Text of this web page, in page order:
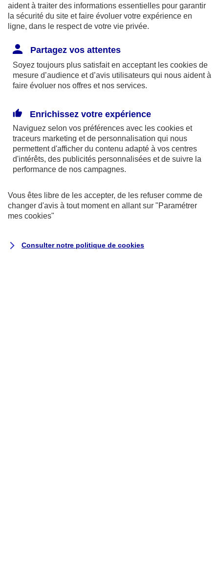
Dans certains cas, vous devez joindre la
prescription du médecin (par exemple, 11
#2. Que se passe-t-il si vous n’envoyez pas la
demande ?
préalable, vous n’aurez pas l’accord !
Et sans accord, inutile de commencer les soins car
vous ne serez pas remboursé : ni par la Sécurité
sociale, ni par votre complémentaire santé.
#3. Quels sont les actes notamment concernés ?
La demande d’accord préalable concerne
aident à traiter des informations essentielles pour garantir
la sécurité du site et faire évoluer votre expérience en
ligne, dans le respect de votre vie privée.
Partagez vos attentes
Soyez toujours plus satisfait en acceptant les cookies de
mesure d’audience et d’avis utilisateurs qui nous aident à
faire évoluer nos offres et nos services.
Enrichissez votre expérience
Naviguez selon vos préférences avec les cookies et
traceurs marketing et de personnalisation qui nous
permettent d'afficher du contenu adapté à vos centres
d'intérêts, des publicités personnalisées et de suivre la
performance de nos campagnes.
Vous êtes libre de les accepter, de les refuser comme de
changer d'avis à tout moment en allant sur "Paramétrer
mes cookies"
Consulter notre politique de cookies